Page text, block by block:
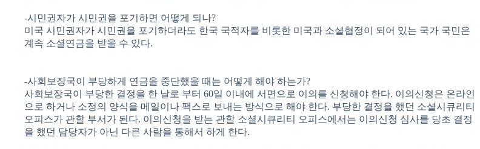
-시민권자가 시민권을 포기하면 어떻게 되나?
미국 시민권자가 시민권을 포기하더라도 한국 국적자를 비롯한 미국과 소셜협정이 되어 있는 국가 국민은
계속 소셜연금을 받을 수 있다.
-사회보장국이 부당하게 연금을 중단했을 때는 어떻게 해야 하는가?
사회보장국이 부당한 결정을 한 날로 부터 60일 이내에 서면으로 이의를 신청해야 한다. 이의신청은 온라인
으로 하거나 소정의 양식을 메일이나 팩스로 보내는 방식으로 해야 한다. 부당한 결정을 했던 소셜시큐리티
오피스가 관할 부서가 된다. 이의신청을 받는 관할 소셜시큐리티 오피스에서는 이의신청 심사를 당초 결정
을 했던 담당자가 아닌 다른 사람을 통해서 하게 한다.